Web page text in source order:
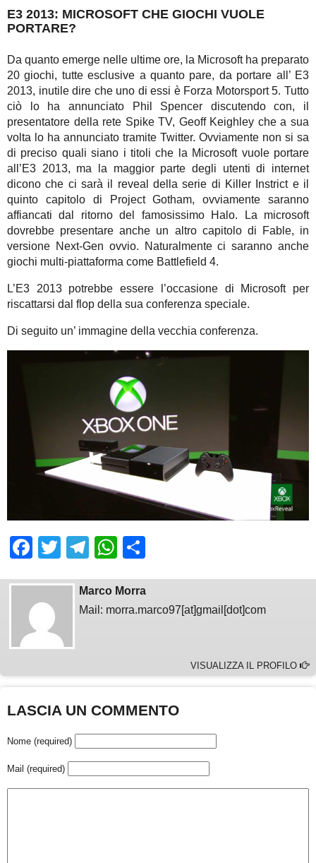
E3 2013: MICROSOFT CHE GIOCHI VUOLE
PORTARE?
Da quanto emerge nelle ultime ore, la Microsoft ha preparato
20 giochi, tutte esclusive a quanto pare, da portare all’ E3
2013, inutile dire che uno di essi è Forza Motorsport 5. Tutto
ciò lo ha annunciato Phil Spencer discutendo con, il
presentatore della rete Spike TV, Geoff Keighley che a sua
volta lo ha annunciato tramite Twitter. Ovviamente non si sa
di preciso quali siano i titoli che la Microsoft vuole portare
all’E3 2013, ma la maggior parte degli utenti di internet
dicono che ci sarà il reveal della serie di Killer Instrict e il
quinto capitolo di Project Gotham, ovviamente saranno
affiancati dal ritorno del famosissimo Halo. La microsoft
dovrebbe presentare anche un altro capitolo di Fable, in
versione Next-Gen ovvio. Naturalmente ci saranno anche
giochi multi-piattaforma come Battlefield 4.
L’E3 2013 potrebbe essere l’occasione di Microsoft per
riscattarsi dal flop della sua conferenza speciale.
Di seguito un’ immagine della vecchia conferenza.
Facebook
Twitter
Telegram
WhatsApp
Marco Morra
Mail: morra.marco97[at]gmail[dot]com
VISUALIZZA IL PROFILO
LASCIA UN COMMENTO
Nome (required)
Mail (required)